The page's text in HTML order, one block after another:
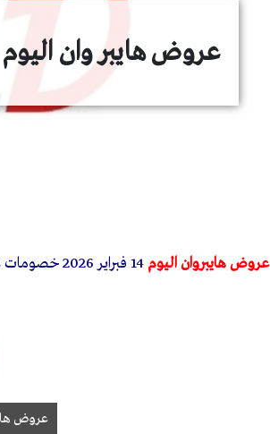
عروض هايبر وان اليوم 14 فبراير 2026 خصومات عيد
عروض هايبروان اليوم
عروض